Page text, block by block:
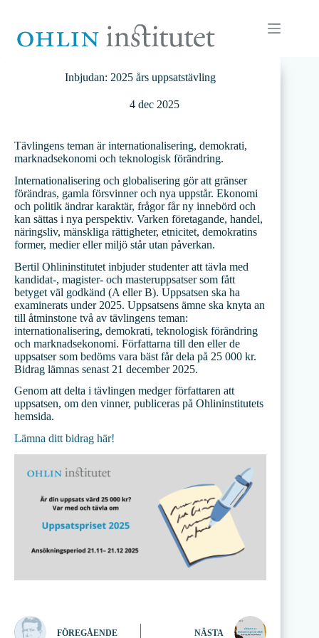
innehåll
Inbjudan: 2025 års uppsatstävling
4 dec 2025
Tävlingens teman är internationalisering, demokrati,
marknadsekonomi och teknologisk förändring.
Internationalisering och globalisering gör att gränser
förändras, gamla försvinner och nya uppstår. Ekonomi
och politik ändrar karaktär, frågor får ny innebörd och
kan sättas i nya perspektiv. Varken företagande, handel,
näringsliv, mänskliga rättigheter, etnicitet, demokratins
former, medier eller miljö står utan påverkan.
Bertil Ohlininstitutet inbjuder studenter att tävla med
kandidat-, magister- och masteruppsatser som fått
betyget väl godkänd (A eller B). Uppsatsen ska ha
examinerats under 2025. Uppsatsens ämne ska knyta an
till åtminstone två av tävlingens teman:
internationalisering, demokrati, teknologisk förändring
och marknadsekonomi. Författarna till den eller de
uppsatser som bedöms vara bäst får dela på 25 000 kr.
Bidrag lämnas senast 21 december 2025.
Genom att delta i tävlingen medger författaren att
uppsatsen, om den vinner, publiceras på Ohlininstitutets
hemsida.
Lämna ditt bidrag här!
FÖREGÅENDE NÄSTA